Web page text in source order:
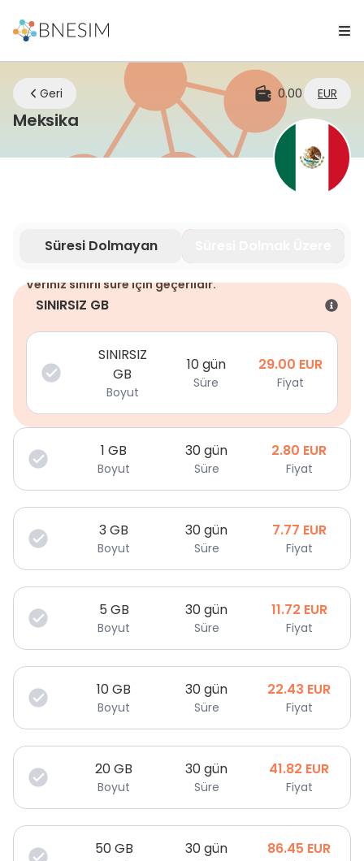
Geri 0.00 EUR
MeksikaeSIM | Nerede olursanız olun
Süresi Dolmayan
Veriniz sınırlı süre için geçerlidir.
SINIRSIZ GB
SINIRSIZ
GB
Boyut
10 gün
Süre
29.00 EUR
Fiyat
1 GB
Boyut
30 gün
Süre
2.80 EUR
Fiyat
3GB
Boyut
30 gün
Süre
7.77 EUR
Fiyat
5 GB
Boyut
30 gün
Süre
11.72 EUR
Fiyat
10GB
Boyut
30 gün
Süre
22.43 EUR
Fiyat
20GB
Boyut
30 gün
Süre
41.82 EUR
Fiyat
50GB 30 gün 86.45 EUR